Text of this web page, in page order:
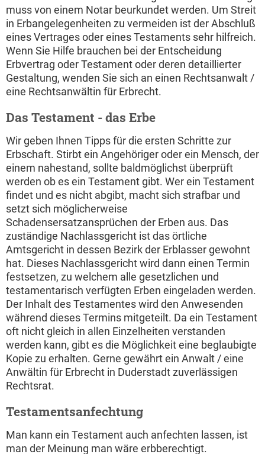
muss von einem Notar beurkundet werden. Um Streit
in Erbangelegenheiten zu vermeiden ist der Abschluß
eines Vertrages oder eines Testaments sehr hilfreich.
Wenn Sie Hilfe brauchen bei der Entscheidung
Erbvertrag oder Testament oder deren detaillierter
Gestaltung, wenden Sie sich an einen Rechtsanwalt /
eine Rechtsanwältin für Erbrecht.
Das Testament - das Erbe
Wir geben Ihnen Tipps für die ersten Schritte zur
Erbschaft. Stirbt ein Angehöriger oder ein Mensch, der
einem nahestand, sollte baldmöglichst überprüft
werden ob es ein Testament gibt. Wer ein Testament
findet und es nicht abgibt, macht sich strafbar und
setzt sich möglicherweise
Schadensersatzansprüchen der Erben aus. Das
zuständige Nachlassgericht ist das örtliche
Amtsgericht in dessen Bezirk der Erblasser gewohnt
hat. Dieses Nachlassgericht wird dann einen Termin
festsetzen, zu welchem alle gesetzlichen und
testamentarisch verfügten Erben eingeladen werden.
Der Inhalt des Testamentes wird den Anwesenden
während dieses Termins mitgeteilt. Da ein Testament
oft nicht gleich in allen Einzelheiten verstanden
werden kann, gibt es die Möglichkeit eine beglaubigte
Kopie zu erhalten. Gerne gewährt ein Anwalt / eine
Anwältin für Erbrecht in Duderstadt zuverlässigen
Rechtsrat.
Testamentsanfechtung
Man kann ein Testament auch anfechten lassen, ist
man der Meinung man wäre erbberechtigt.